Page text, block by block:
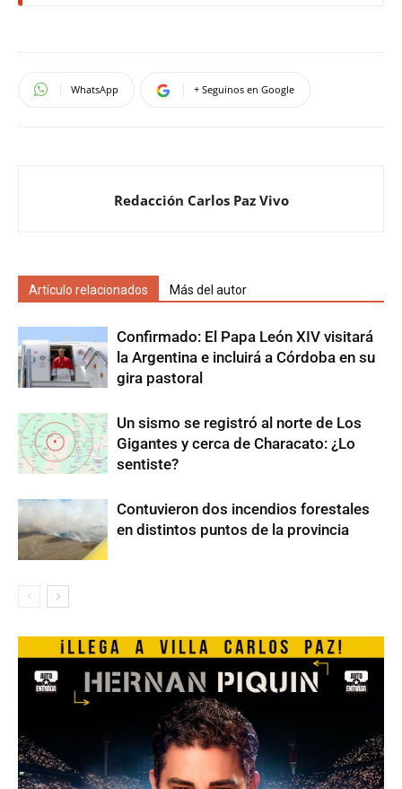
WhatsApp + Seguinos en Google
Redacción Carlos Paz Vivo
Artículo relacionados Más del autor
Confirmado: El Papa León XIV visitará
la Argentina e incluirá a Córdoba en su
gira pastoral
Un sismo se registró al norte de Los
Gigantes y cerca de Characato: ¿Lo
sentiste?
Contuvieron dos incendios forestales
en distintos puntos de la provincia